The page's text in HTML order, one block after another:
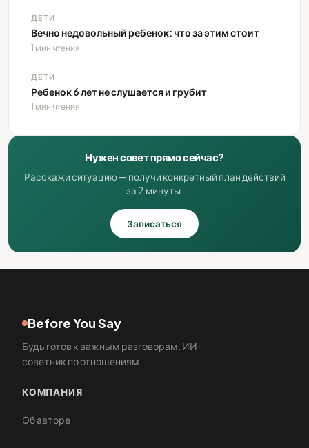
ДЕТИ
Вечно недовольный ребенок: что за этим стоит
1 мин чтения
ДЕТИ
Ребенок 6 лет не слушается и грубит
1 мин чтения
Нужен совет прямо сейчас?
Расскажи ситуацию — получи конкретный план действий
за 2 минуты.
Записаться
Before You Say
Будь готов к важным разговорам. ИИ-
советник по отношениям.
КОМПАНИЯ
Об авторе